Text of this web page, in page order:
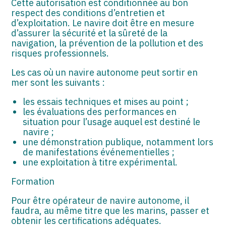
Cette autorisation est conditionnée au bon
respect des conditions d’entretien et
d’exploitation. Le navire doit être en mesure
d’assurer la sécurité et la sûreté de la
navigation, la prévention de la pollution et des
risques professionnels.
Les cas où un navire autonome peut sortir en
mer sont les suivants :
les essais techniques et mises au point ;
les évaluations des performances en
situation pour l’usage auquel est destiné le
navire ;
une démonstration publique, notamment lors
de manifestations événementielles ;
une exploitation à titre expérimental.
Formation
Pour être opérateur de navire autonome, il
faudra, au même titre que les marins, passer et
obtenir les certifications adéquates.